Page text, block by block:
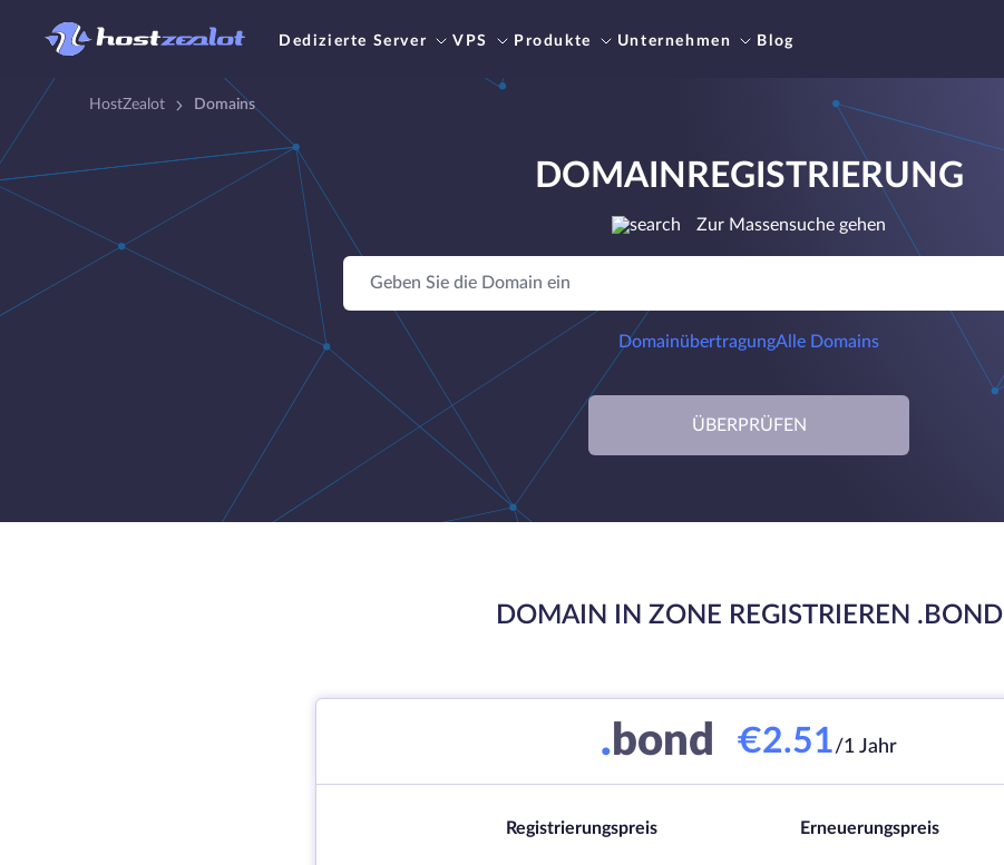
Dedizierte Server VPS Produkte Unternehmen Blog
HostZealot Domains
DOMAINREGISTRIERUNG
Zur Massensuche gehen
DomainübertragungAlle Domains
ÜBERPRÜFEN
DOMAIN IN ZONE REGISTRIEREN .BOND
. bond €2.51/1 Jahr
Registrierungspreis Erneuerungspreis